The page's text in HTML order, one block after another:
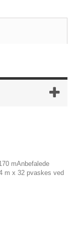
mAnbefalede
m x 32 pvaskes ved